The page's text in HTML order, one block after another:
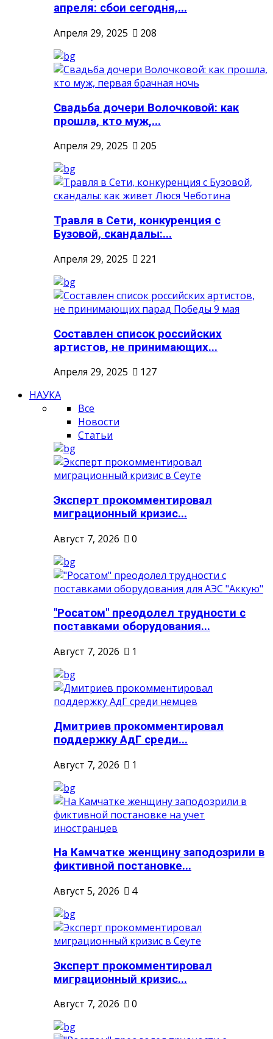
апреля: сбои сегодня,...
Апреля 29, 2025
208
Свадьба дочери Волочковой: как
прошла, кто муж,...
Апреля 29, 2025
205
Травля в Сети, конкуренция с
Бузовой, скандалы:...
Апреля 29, 2025
221
Составлен список российских
артистов, не принимающих...
Апреля 29, 2025
127
НАУКА
Все
Новости
Статьи
Эксперт прокомментировал
миграционный кризис...
Август 7, 2026
0
"Росатом" преодолел трудности с
поставками оборудования...
Август 7, 2026
1
Дмитриев прокомментировал
поддержку АдГ среди...
Август 7, 2026
1
На Камчатке женщину заподозрили в
фиктивной постановке...
Август 5, 2026
4
Эксперт прокомментировал
миграционный кризис...
Август 7, 2026
0